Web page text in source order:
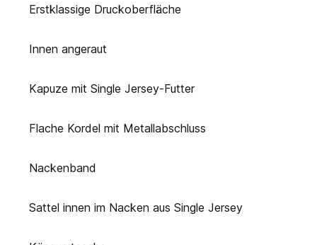
Erstklassige Druckoberfläche
Innen angeraut
Kapuze mit Single Jersey-Futter
Flache Kordel mit Metallabschluss
Nackenband
Sattel innen im Nacken aus Single Jersey